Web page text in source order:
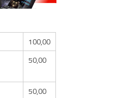
100,00
50,00
50,00